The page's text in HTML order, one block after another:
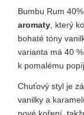
Bumbu Rum
aromaty , který
bohaté tóny
varianta má 40
k pomalému
Chuťový styl je
vanilky a
nové koření,